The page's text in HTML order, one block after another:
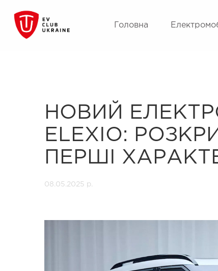
Головна
НОВИЙ
ELEXIO:
ПЕРШІ
08.05.2025 р.